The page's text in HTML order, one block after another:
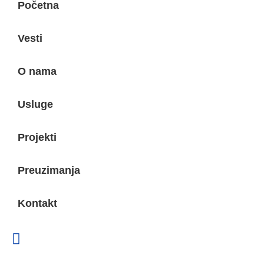
Početna
Vesti
O nama
Usluge
Projekti
Preuzimanja
Kontakt